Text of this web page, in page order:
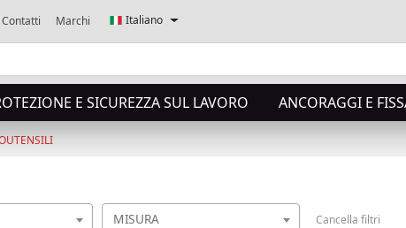
Contatti Marchi Italiano
E SICUREZZA SUL LAVORO ANCORAGGI E
MISURA Cancella filtri